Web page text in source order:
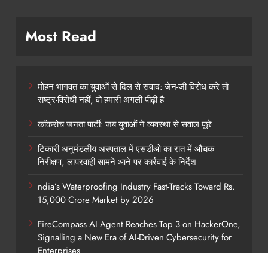
Most Read
मोहन भागवत का युवाओं से दिल से संवाद: जेन-जी विरोध करे तो
राष्ट्र-विरोधी नहीं, वो हमारी अगली पीढ़ी है
कॉकरोच जनता पार्टी: जब युवाओं ने व्यवस्था से सवाल पूछे
टिकारी अनुमंडलीय अस्पताल में एसडीओ का रात में औचक
निरीक्षण, लापरवाही सामने आने पर कार्रवाई के निर्देश
ndia’s Waterproofing Industry Fast-Tracks Toward Rs.
15,000 Crore Market by 2026
FireCompass AI Agent Reaches Top 3 on HackerOne,
Signalling a New Era of AI-Driven Cybersecurity for